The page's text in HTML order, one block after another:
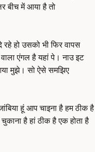
बीच में आया है तो
हो उसको भी फिर वापस
एंगल है यहां पे। नाउ इट
मुझे। सो ऐसे समझिए
हूं आप चाइना है हम ठीक है
है हां ठीक है एक होता है